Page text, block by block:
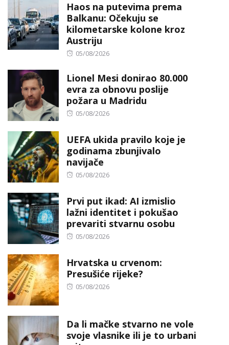
Haos na putevima prema
Balkanu: Očekuju se
kilometarske kolone kroz
Austriju
Posted
05/08/2026
Lionel Mesi donirao 80.000
evra za obnovu poslije
požara u Madridu
Posted
05/08/2026
UEFA ukida pravilo koje je
godinama zbunjivalo
navijače
Posted
05/08/2026
Prvi put ikad: AI izmislio
lažni identitet i pokušao
prevariti stvarnu osobu
Posted
05/08/2026
Hrvatska u crvenom:
Presušiće rijeke?
Posted
05/08/2026
Da li mačke stvarno ne vole
svoje vlasnike ili je to urbani